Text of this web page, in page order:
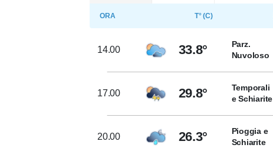
ORA T° (C)
14.00 33.8°
Parz.
Nuvoloso
17.00 29.8°
Temporali
e Schiarite
20.00 26.3°
Pioggia e
Schiarite